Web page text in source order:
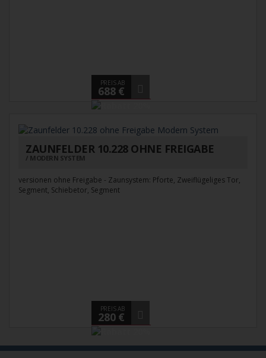
PREIS AB
688 €
ZAUNFELDER 10.228 OHNE FREIGABE
MODERN SYSTEM
versionen ohne Freigabe - Zaunsystem: Pforte, Zweiflügeliges Tor,
Segment, Schiebetor, Segment
PREIS AB
280 €